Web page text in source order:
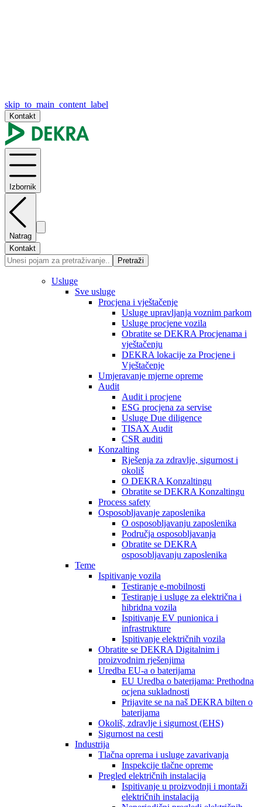
skip_to_main_content_label
Kontakt
Izbornik
Natrag
Kontakt
Pretraži
Usluge
Sve usluge
Procjena i vještačenje
Usluge upravljanja voznim parkom
Usluge procjene vozila
Obratite se DEKRA Procjenama i
vještačenju
DEKRA lokacije za Procjene i
Vještačenje
Umjeravanje mjerne opreme
Audit
Audit i procjene
ESG procjena za servise
Usluge Due diligence
TISAX Audit
CSR auditi
Konzalting
Rješenja za zdravlje, sigurnost i
okoliš
O DEKRA Konzaltingu
Obratite se DEKRA Konzaltingu
Process safety
Osposobljavanje zaposlenika
O osposobljavanju zaposlenika
Područja osposobljavanja
Obratite se DEKRA
osposobljavanju zaposlenika
Teme
Ispitivanje vozila
Testiranje e-mobilnosti
Testiranje i usluge za električna i
hibridna vozila
Ispitivanje EV punionica i
infrastrukture
Ispitivanje električnih vozila
Obratite se DEKRA Digitalnim i
proizvodnim rješenjima
Uredba EU-a o baterijama
EU Uredba o baterijama: Prethodna
ocjena sukladnosti
Prijavite se na naš DEKRA bilten o
baterijama
Okoliš, zdravlje i sigurnost (EHS)
Sigurnost na cesti
Industrija
Tlačna oprema i usluge zavarivanja
Inspekcije tlačne opreme
Pregled električnih instalacija
Ispitivanje u proizvodnji i montaži
električnih instalacija